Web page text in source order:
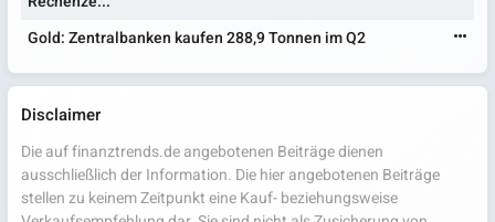
Gold: Zentralbanken kaufen 288,9 Tonnen im Q2
Disclaimer
Die auf finanztrends.de angebotenen Beiträge dienen
ausschließlich der Information. Die hier angebotenen Beiträge
stellen zu keinem Zeitpunkt eine Kauf- beziehungsweise